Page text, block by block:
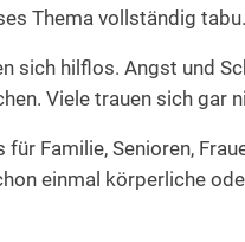
Thema vollständig tabu.
sich hilflos. Angst und
Viele trauen sich gar
Familie, Senioren,
einmal körperliche